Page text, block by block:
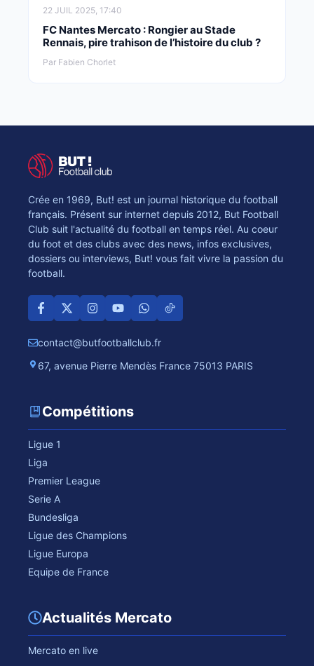
22 JUIL 2025, 17:40
FC Nantes Mercato : Rongier au Stade
Rennais, pire trahison de l’histoire du club ?
Par Fabien Chorlet
Crée en 1969, But! est un journal historique du football
français. Présent sur internet depuis 2012, But Football
Club suit l'actualité du football en temps réel. Au coeur
du foot et des clubs avec des news, infos exclusives,
dossiers ou interviews, But! vous fait vivre la passion du
football.
contact@butfootballclub.fr
67, avenue Pierre Mendès France 75013 PARIS
Compétitions
Ligue 1
Liga
Premier League
Serie A
Bundesliga
Ligue des Champions
Ligue Europa
Equipe de France
Actualités Mercato
Mercato en live